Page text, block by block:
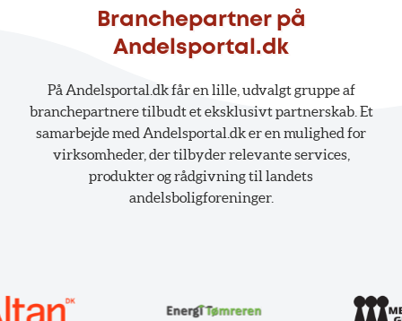
Branchepartner på
Andelsportal.dk
På Andelsportal.dk får en lille, udvalgt gruppe af
branchepartnere tilbudt et eksklusivt partnerskab. Et
samarbejde med Andelsportal.dk er en mulighed for
virksomheder, der tilbyder relevante services,
produkter og rådgivning til landets
andelsboligforeninger.